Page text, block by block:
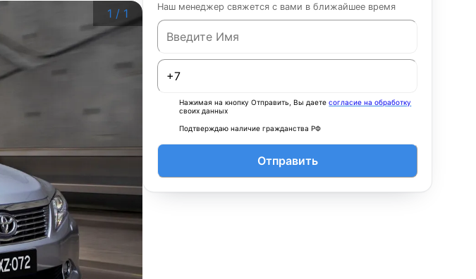
1 / 1 Наш менеджер свяжется с вами в ближайшее время
Нажимая на кнопку Отправить, Вы даетесогласие на обработку
своих данных
Подтверждаю наличие гражданства РФ
Отправить